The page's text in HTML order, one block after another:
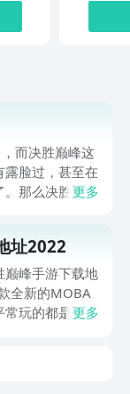
而决胜巅峰这
脸过，甚至在
。那么决胜巅峰
便给大家分享
更多
址2022
巅峰手游下载地
全新的MOBA
常玩的都是王者
感兴趣的小伙
更多